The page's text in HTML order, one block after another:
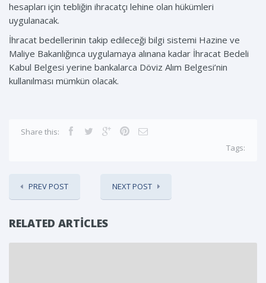
hesapları için tebliğin ihracatçı lehine olan hükümleri
uygulanacak.
İhracat bedellerinin takip edileceği bilgi sistemi Hazine ve
Maliye Bakanlığınca uygulamaya alınana kadar İhracat Bedeli
Kabul Belgesi yerine bankalarca Döviz Alım Belgesi’nin
kullanılması mümkün olacak.
Share this:
Tags:
PREV POST NEXT POST
RELATED ARTICLES